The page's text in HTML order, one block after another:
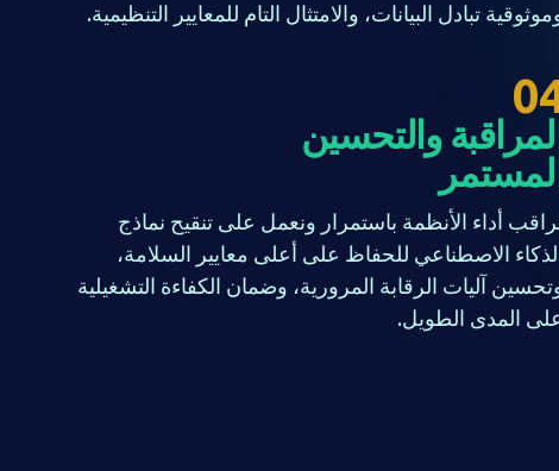
تبادل البيانات، والامتثال التام للمعايير التنظيمية.
المراقبة والتحسين
المستمر
أداء الأنظمة باستمرار ونعمل على تنقيح نماذج
الاصطناعي للحفاظ على أعلى معايير السلامة،
آليات الرقابة المرورية، وضمان الكفاءة التشغيلية
المدى الطويل.